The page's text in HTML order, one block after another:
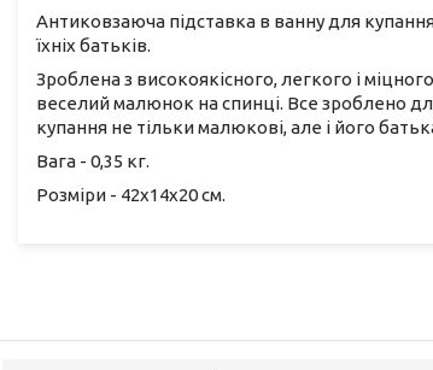
Антиковзаюча підставка в ванну для
їхніх батьків.
Зроблена з високоякісного, легкого і
веселий малюнок на спинці. Все зроблено
купання не тільки малюкові, але і його
Вага - 0,35 кг.
Розміри - 42х14х20 см.